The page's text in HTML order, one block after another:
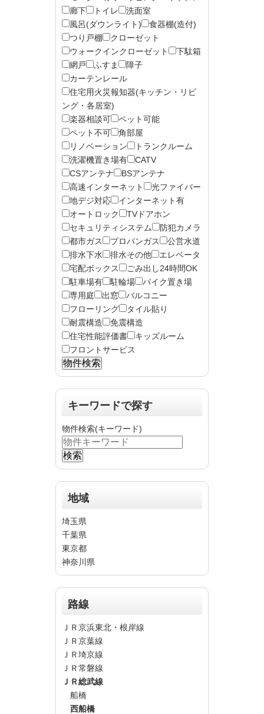
廊下
トイレ
洗面室
風呂(ダウンライト)
食器棚(造付)
つり戸棚
クローゼット
ウォークインクローゼット
下駄箱
網戸
ふすま
障子
カーテンレール
住宅用火災報知器(キッチン・リビ
ング・各居室)
楽器相談可
ペット可能
ペット不可
角部屋
リノベーション
トランクルーム
洗濯機置き場有
CATV
CSアンテナ
BSアンテナ
高速インターネット
光ファイバー
地デジ対応
インターネット有
オートロック
TVドアホン
セキュリティシステム
防犯カメラ
都市ガス
プロパンガス
公営水道
排水下水
排水その他
エレベータ
宅配ボックス
ごみ出し24時間OK
駐車場有
駐輪場
バイク置き場
専用庭
出窓
バルコニー
フローリング
タイル貼り
耐震構造
免震構造
住宅性能評価書
キッズルーム
フロントサービス
キーワードで探す
物件検索(キーワード)
地域
埼玉県
千葉県
東京都
神奈川県
路線
ＪＲ京浜東北・根岸線
ＪＲ京葉線
ＪＲ埼京線
ＪＲ常磐線
ＪＲ総武線
船橋
西船橋